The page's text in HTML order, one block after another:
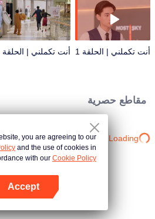
أنت تكملني | الحلقة 1 أنت تكملني | الحلقة 2
مقاطع حصرية
Loading…
you are agreeing to our
and the use of cookies in
with our Cookie Policy.
Accept